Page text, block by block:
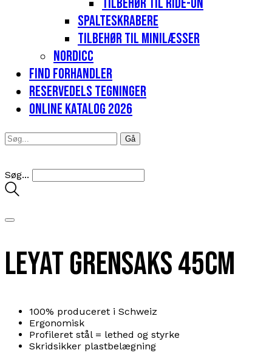
Spalteskrabere
Tilbehør til minilæsser
Nordicc
Find forhandler
Reservedels tegninger
Online katalog 2026
Søg...
Leyat grensaks 45cm
100% produceret i Schweiz
Ergonomisk
Profileret stål = lethed og styrke
Skridsikker plastbelægning